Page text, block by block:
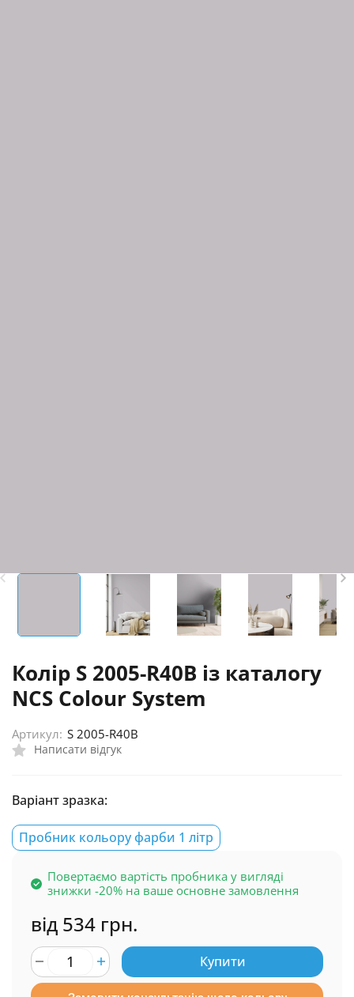
Колір S 2005-R40B із каталогу
NCS Colour System
Написати відгук
Артикул: S 2005-R40B
Варіант зразка:
Пробник кольору фарби 1 літр
Повертаємо вартість пробника у вигляді
знижки -20% на ваше основне замовлення
від 534 грн.
Купити